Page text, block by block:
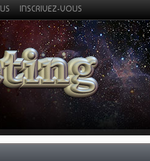
INSCRIVEZ-VOUS